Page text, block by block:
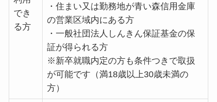
でき
る方
・住まい又は勤務地が青い森信用金庫
の営業区域内にある方
・一般社団法人しんきん保証基金の保
証が得られる方
※新卒就職内定の方も条件つきで取扱
が可能です（満18歳以上30歳未満の
方）